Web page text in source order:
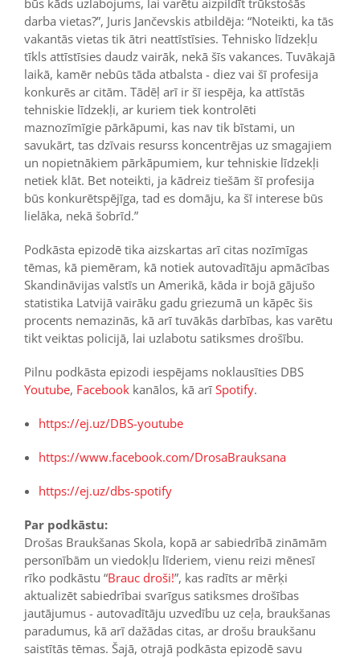
būs kāds uzlabojums, lai varētu aizpildīt trūkstošās
darba vietas?”, Juris Jančevskis atbildēja: “Noteikti, ka tās
vakantās vietas tik ātri neattīstīsies. Tehnisko līdzekļu
tīkls attīstīsies daudz vairāk, nekā šīs vakances. Tuvākajā
laikā, kamēr nebūs tāda atbalsta - diez vai šī profesija
konkurēs ar citām. Tādēļ arī ir šī iespēja, ka attīstās
tehniskie līdzekļi, ar kuriem tiek kontrolēti
maznozīmīgie pārkāpumi, kas nav tik bīstami, un
savukārt, tas dzīvais resurss koncentrējas uz smagajiem
un nopietnākiem pārkāpumiem, kur tehniskie līdzekļi
netiek klāt. Bet noteikti, ja kādreiz tiešām šī profesija
būs konkurētspējīga, tad es domāju, ka šī interese būs
lielāka, nekā šobrīd.”
Podkāsta epizodē tika aizskartas arī citas nozīmīgas
tēmas, kā piemēram, kā notiek autovadītāju apmācības
Skandināvijas valstīs un Amerikā, kāda ir bojā gājušo
statistika Latvijā vairāku gadu griezumā un kāpēc šis
procents nemazinās, kā arī tuvākās darbības, kas varētu
tikt veiktas policijā, lai uzlabotu satiksmes drošību.
Pilnu podkāsta epizodi iespējams noklausīties DBS
Youtube, Facebook kanālos, kā arī Spotify.
https://ej.uz/DBS-youtube
https://www.facebook.com/DrosaBrauksana
https://ej.uz/dbs-spotify
Par podkāstu:
Drošas Braukšanas Skola, kopā ar sabiedrībā zināmām
personībām un viedokļu līderiem, vienu reizi mēnesī
rīko podkāstu “Brauc droši!”, kas radīts ar mērķi
aktualizēt sabiedrībai svarīgus satiksmes drošības
jautājumus - autovadītāju uzvedību uz ceļa, braukšanas
paradumus, kā arī dažādas citas, ar drošu braukšanu
saistītās tēmas. Šajā, otrajā podkāsta epizodē savu